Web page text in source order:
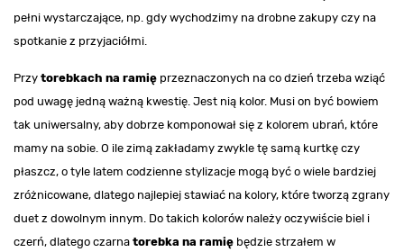
pełni wystarczające, np. gdy wychodzimy na drobne zakupy czy na
spotkanie z przyjaciółmi.
Przy torebkach na ramię przeznaczonych na co dzień trzeba wziąć
pod uwagę jedną ważną kwestię. Jest nią kolor. Musi on być bowiem
tak uniwersalny, aby dobrze komponował się z kolorem ubrań, które
mamy na sobie. O ile zimą zakładamy zwykle tę samą kurtkę czy
płaszcz, o tyle latem codzienne stylizacje mogą być o wiele bardziej
zróżnicowane, dlatego najlepiej stawiać na kolory, które tworzą zgrany
duet z dowolnym innym. Do takich kolorów należy oczywiście biel i
czerń, dlatego czarna torebka na ramię będzie strzałem w